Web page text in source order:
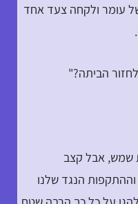
עומר ולקחה צעד אחד
הביתה?"
שמש, אבל קצב
הנגד שלנו